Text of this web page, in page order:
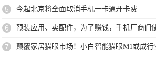
5 今起北京将全面取消手机一卡通开卡费
6 预装应用、卖配件，为了赚钱，手机厂商们
7 颠覆家居猫眼市场！小白智能猫眼M1或成行